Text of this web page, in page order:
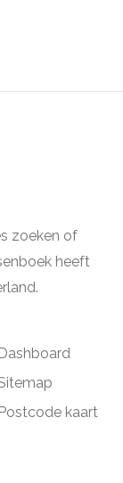
zoeken of
heeft
Dashboard
Postcode kaart